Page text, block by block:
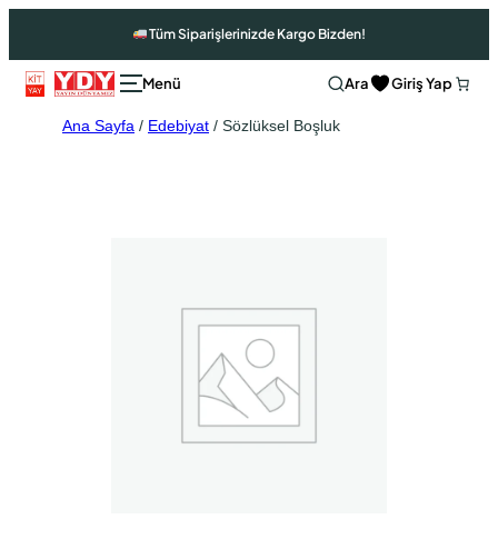
Tüm Siparişlerinizde Kargo Bizden!
Ara Giriş Yap
Ana Sayfa / Edebiyat / Sözlüksel Boşluk